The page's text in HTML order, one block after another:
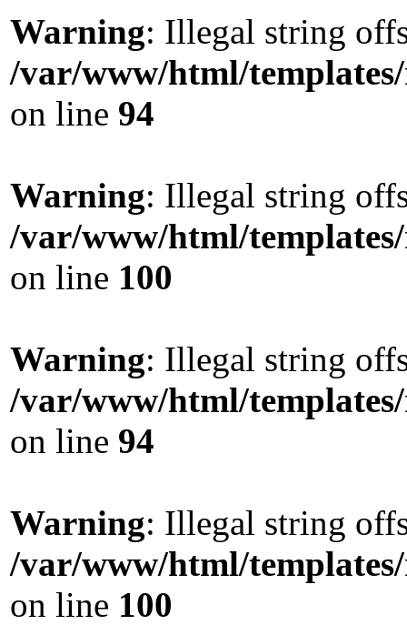
Warning: Illegal string
/var/www/html/
on line 94
Warning: Illegal string
/var/www/html/
on line 100
Warning: Illegal string
/var/www/html/
on line 94
Warning: Illegal string
/var/www/html/
on line 100